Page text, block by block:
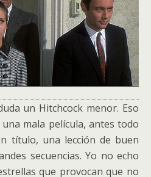
un Hitchcock menor. Eso
mala película, antes todo
título, una lección de buen
secuencias. Yo no echo
que provocan que no